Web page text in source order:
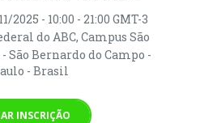
2025 - 10:00 - 21:00 GMT-3
do ABC, Campus São
São Bernardo do Campo -
- Brasil
INSCRIÇÃO